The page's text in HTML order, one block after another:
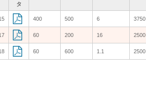
タ
タ
タ
400 500 6 3750
60 200 16 2500
60 600 1.1 2500
タ
400 500 6 3750
60 200 16 2500
60 600 1.1 2500